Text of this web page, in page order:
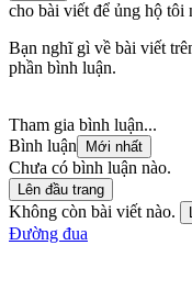
cho bài viết để ủng hộ tôi
Bạn nghĩ gì về bài viết
phần bình luận.
Tham gia bình luận...
Bình luận
Mới nhất
Chưa có bình luận nào.
Lên đầu trang
Không còn bài viết nào.
Đường đua